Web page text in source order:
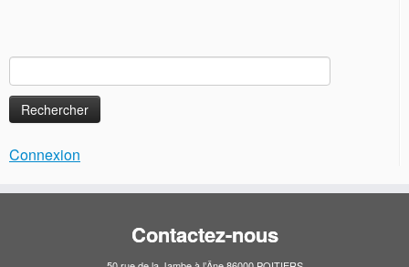
Connexion
Contactez-nous